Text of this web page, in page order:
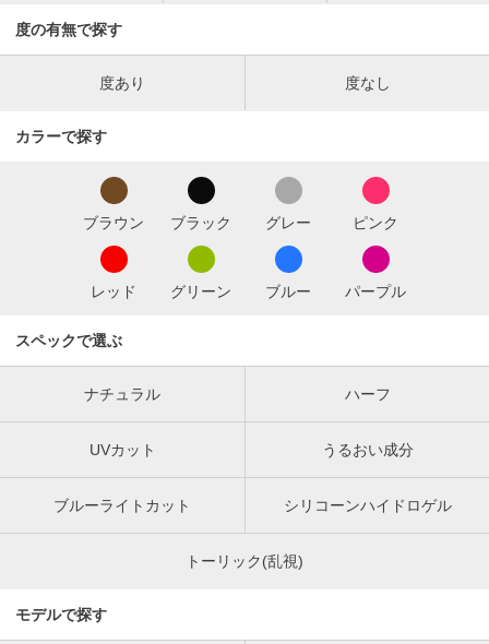
度の有無で探す
度あり 度なし
カラーで探す
ブラウン ブラック グレー ピンク
レッド グリーン ブルー パープル
スペックで選ぶ
ナチュラル ハーフ
UVカット うるおい成分
ブルーライトカット シリコーンハイドロゲル
トーリック(乱視)
モデルで探す